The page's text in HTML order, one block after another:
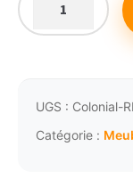
quantité
de
rangement
bois
UGS : Colonial-
Catégorie :